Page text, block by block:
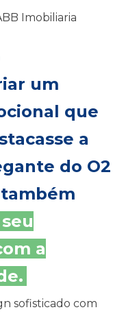
um
que
a
do O2
a
sofisticado com